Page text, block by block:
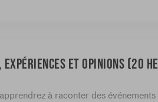
expériences et opinions (20
à raconter des